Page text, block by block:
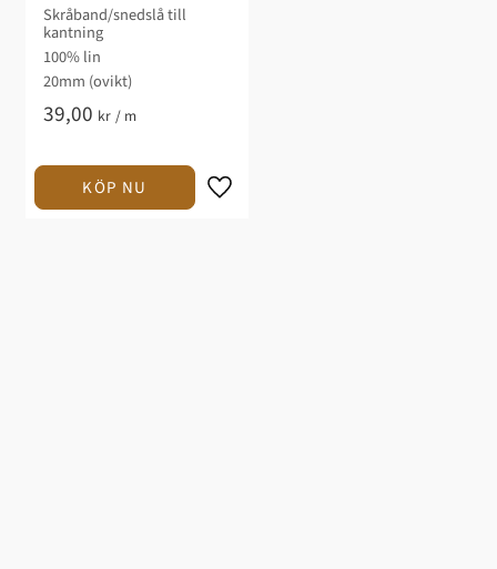
Skråband/snedslå till
kantning
100% lin
20mm (ovikt)
39,00 kr / m